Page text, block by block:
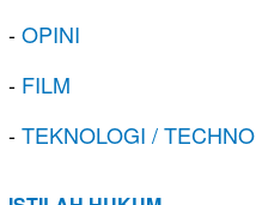
-OPINI
- FILM
-TEKNOLOGI / TECHNO